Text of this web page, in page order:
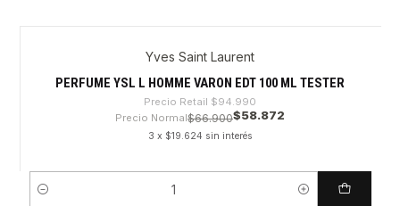
Yves Saint Laurent
PERFUME YSL L HOMME VARON EDT 100 ML TESTER
Precio Retail $94.990
Precio Normal$66.900$58.872
3 x $19.624 sin interés
Cantidad